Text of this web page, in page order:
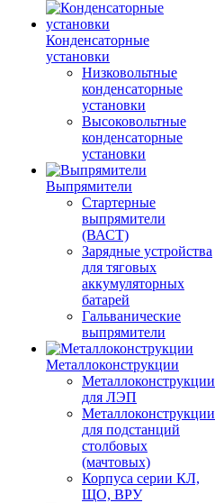
Конденсаторные
установки
Низковольтные
конденсаторные
установки
Высоковольтные
конденсаторные
установки
Выпрямители
Стартерные
выпрямители
(ВАСТ)
Зарядные устройства
для тяговых
аккумуляторных
батарей
Гальванические
выпрямители
Металлоконструкции
Металлоконструкции
для ЛЭП
Металлоконструкции
для подстанций
столбовых
(мачтовых)
Корпуса серии КЛ,
ЩО, ВРУ